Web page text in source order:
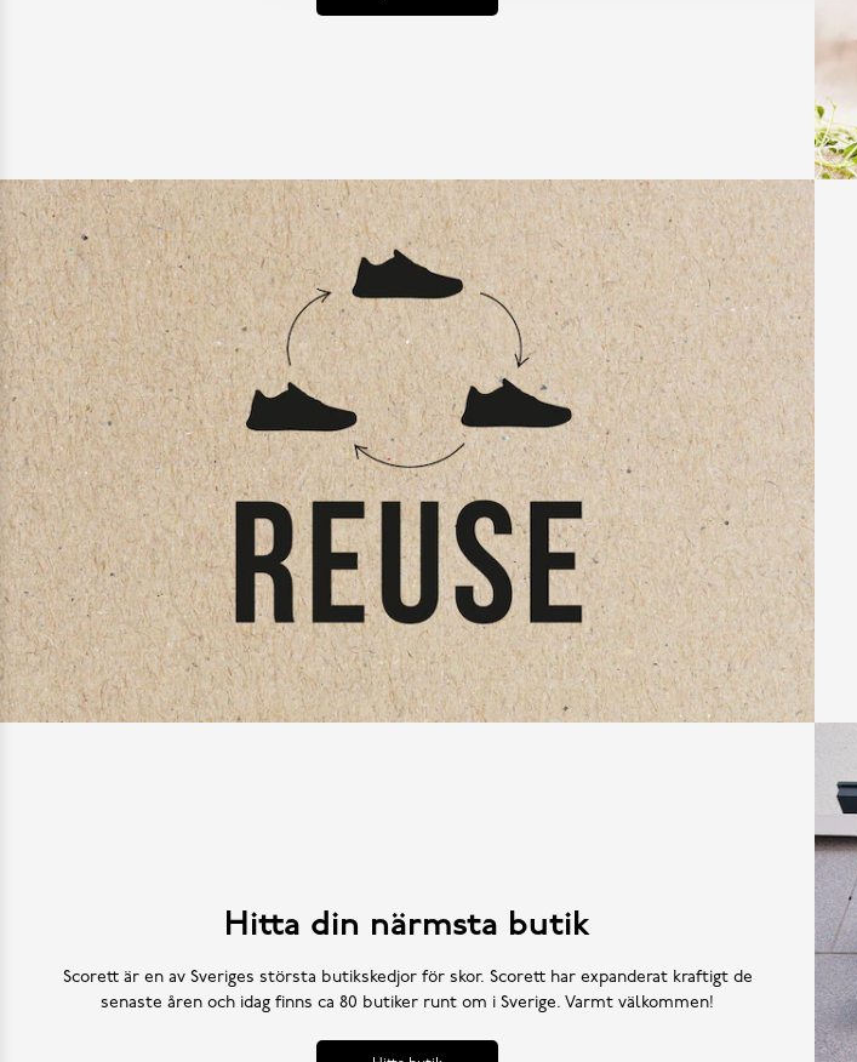
Hitta din närmsta butik
Scorett är en av Sveriges största butikskedjor för skor. Scorett har expanderat kraftigt de
senaste åren och idag finns ca 80 butiker runt om i Sverige. Varmt välkommen!